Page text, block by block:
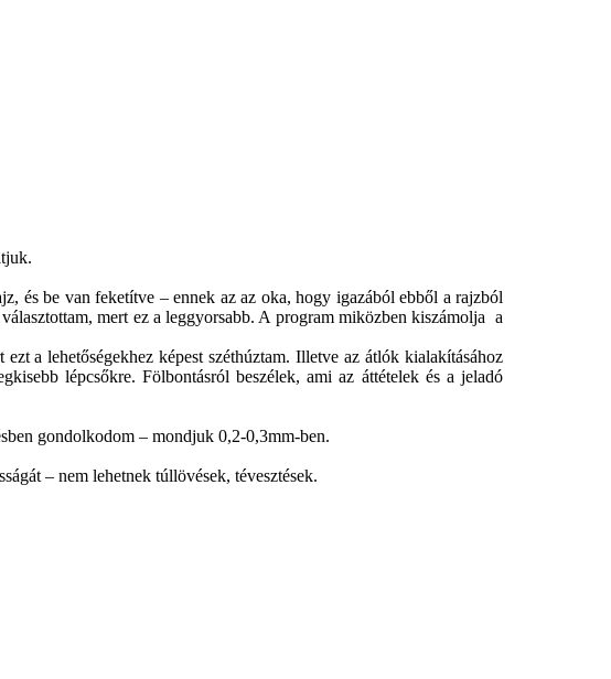
és be van feketítve – ennek az az oka, hogy igazából ebből a rajzból
mert ez a leggyorsabb. A program miközben kiszámolja a
a lehetőségekhez képest széthúztam. Illetve az átlók kialakításához
lépcsőkre. Fölbontásról beszélek, ami az áttételek és a jeladó
gondolkodom – mondjuk 0,2-0,3mm-ben.
– nem lehetnek túllövések, tévesztések.